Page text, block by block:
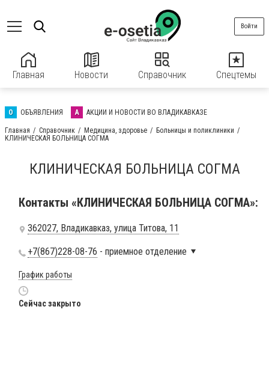
Главная Новости Справочник Спецтемы
Войти
О ОБЪЯВЛЕНИЯ А АКЦИИ И НОВОСТИ ВО ВЛАДИКАВКАЗЕ
Главная Справочник Медицина, здоровье
Больницы и поликлиники
КЛИНИЧЕСКАЯ БОЛЬНИЦА СОГМА
КЛИНИЧЕСКАЯ БОЛЬНИЦА СОГМА
Контакты «КЛИНИЧЕСКАЯ БОЛЬНИЦА СОГМА»:
362027, Владикавказ, улица Титова, 11
+7(867)228-08-76 - приемное отделение
График работы
Сейчас закрыто